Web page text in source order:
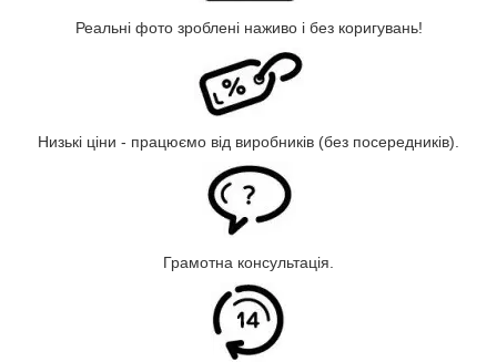
Реальні фото зроблені наживо і без коригувань!
Низькі ціни - працюємо від виробників (без посередників).
Грамотна консультація.